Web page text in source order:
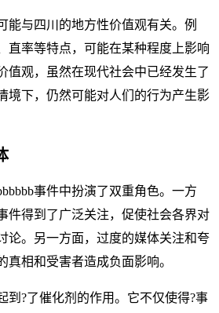
能与四川的地方性价值观有关。例
直率等特点，可能在某种程度上影响
值观，虽然在现代社会中已经发生了
境下，仍然可能对人们的行为产生影
事件中扮演了双重角色。一方
件得到了广泛关注，促使社会各界对
论。另一方面，过度的媒体关注和夸
真相和受害者造成负面影响。
到?了催化剂的作用。它不仅使得?事